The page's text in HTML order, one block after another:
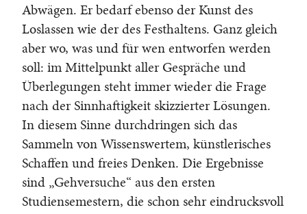
Abwägen. Er bedarf ebenso der Kunst des
Loslassen wie der des Festhaltens. Ganz gleich
aber wo, was und für wen entworfen werden
soll: im Mittelpunkt aller Gespräche und
Überlegungen steht immer wieder die Frage
nach der Sinnhaftigkeit skizzierter Lösungen.
In diesem Sinne durchdringen sich das
Sammeln von Wissenswertem, künstlerisches
Schaffen und freies Denken. Die Ergebnisse
sind „Gehversuche“ aus den ersten
Studiensemestern, die schon sehr eindrucksvoll